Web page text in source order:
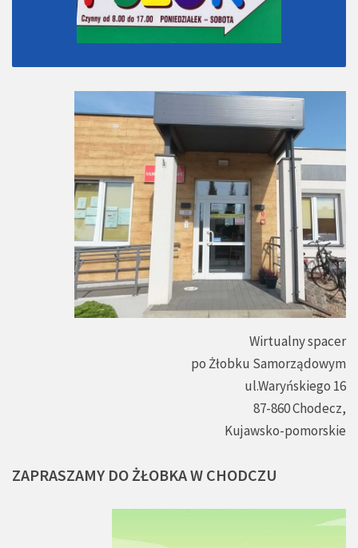
Wirtualny spacer
po Żłobku Samorządowym
ul.Waryńskiego 16
87-860 Chodecz,
Kujawsko-pomorskie
ZAPRASZAMY DOŻŁOBKAW CHODCZU